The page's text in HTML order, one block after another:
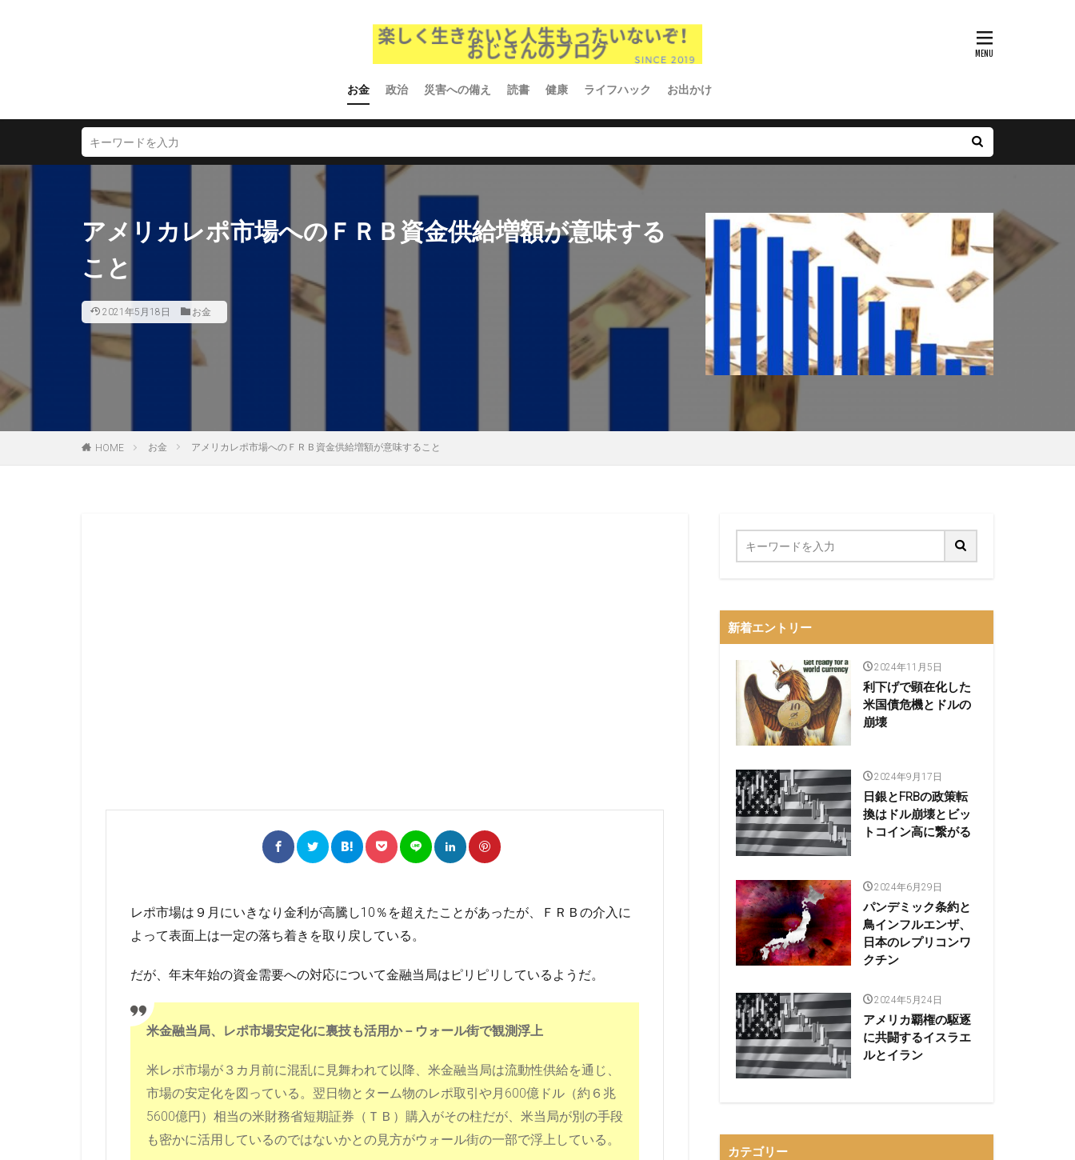
お金 政治 災害への備え 読書 健康 ライフハック お出かけ
アメリカレポ市場へのＦＲＢ資金供給増額が意味する
こと
2021年5月18日 お金
HOME お金 アメリカレポ市場へのＦＲＢ資金供給増額が意味すること
レポ市場は９月にいきなり金利が高騰し10％を超えたことがあったが、ＦＲＢの介入に
よって表面上は一定の落ち着きを取り戻している。
だが、年末年始の資金需要への対応について金融当局はピリピリしているようだ。
米金融当局、レポ市場安定化に裏技も活用か－ウォール街で観測浮上
米レポ市場が３カ月前に混乱に見舞われて以降、米金融当局は流動性供給を通じ、
市場の安定化を図っている。翌日物とターム物のレポ取引や月600億ドル（約６兆
5600億円）相当の米財務省短期証券（ＴＢ）購入がその柱だが、米当局が別の手段
も密かに活用しているのではないかとの見方がウォール街の一部で浮上している。
新着エントリー
2024年11月5日
利下げで顕在化した
米国債危機とドルの
崩壊
2024年9月17日
日銀とFRBの政策転
換はドル崩壊とビッ
トコイン高に繋がる
2024年6月29日
パンデミック条約と
鳥インフルエンザ、
日本のレプリコンワ
クチン
2024年5月24日
アメリカ覇権の駆逐
に共闘するイスラエ
ルとイラン
カテゴリー